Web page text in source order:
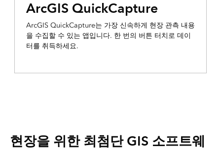
ArcGIS QuickCapture
ArcGIS QuickCapture는 가장 신속하게 현장 관측 내용
을 수집할 수 있는 앱입니다. 한 번의 버튼 터치로 데이
터를 취득하세요.
현장을 위한 최첨단 GIS 소프트웨